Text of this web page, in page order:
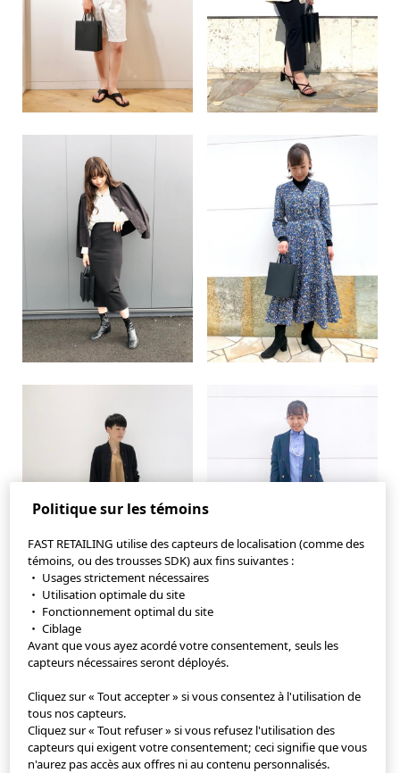
Application StyleHint
Conditions d'utilisation
Politique sur les témoins
FAST RETAILING utilise des capteurs de localisation (comme des
témoins, ou des trousses SDK) aux fins suivantes :
・ Usages strictement nécessaires
・ Utilisation optimale du site
・ Fonctionnement optimal du site
・ Ciblage
Avant que vous ayez acordé votre consentement, seuls les
capteurs nécessaires seront déployés.
Cliquez sur « Tout accepter » si vous consentez à l'utilisation de
tous nos capteurs.
Cliquez sur « Tout refuser » si vous refusez l'utilisation des
capteurs qui exigent votre consentement; ceci signifie que vous
n'aurez pas accès aux offres ni au contenu personnalisés.